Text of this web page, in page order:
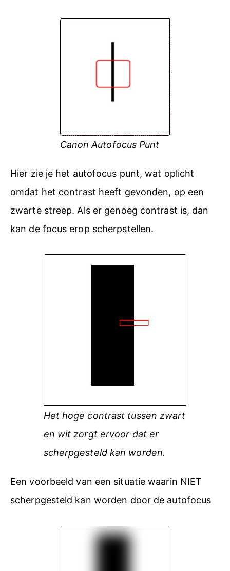
Canon Autofocus Punt
Hier zie je het autofocus punt, wat oplicht
omdat het contrast heeft gevonden, op een
zwarte streep. Als er genoeg contrast is, dan
kan de focus erop scherpstellen.
Het hoge contrast tussen zwart
en wit zorgt ervoor dat er
scherpgesteld kan worden.
Een voorbeeld van een situatie waarin NIET
scherpgesteld kan worden door de autofocus